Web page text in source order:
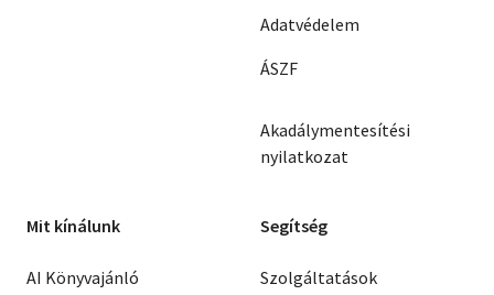
Adatvédelem
ÁSZF
Akadálymentesítési
nyilatkozat
Mit kínálunk
AI Könyvajánló
Segítség
Szolgáltatások